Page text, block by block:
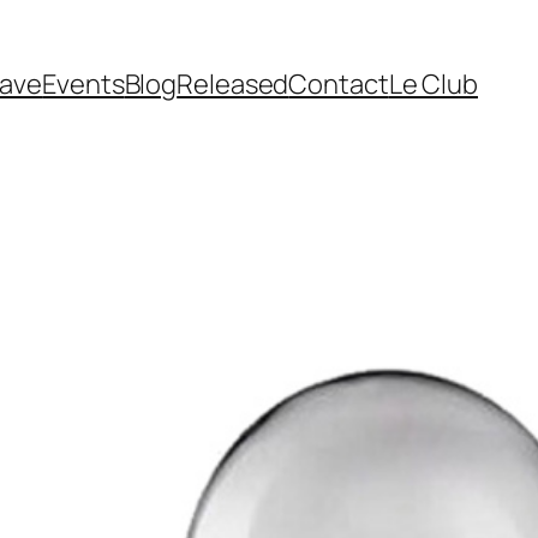
EventsBlogReleasedContactLe Club